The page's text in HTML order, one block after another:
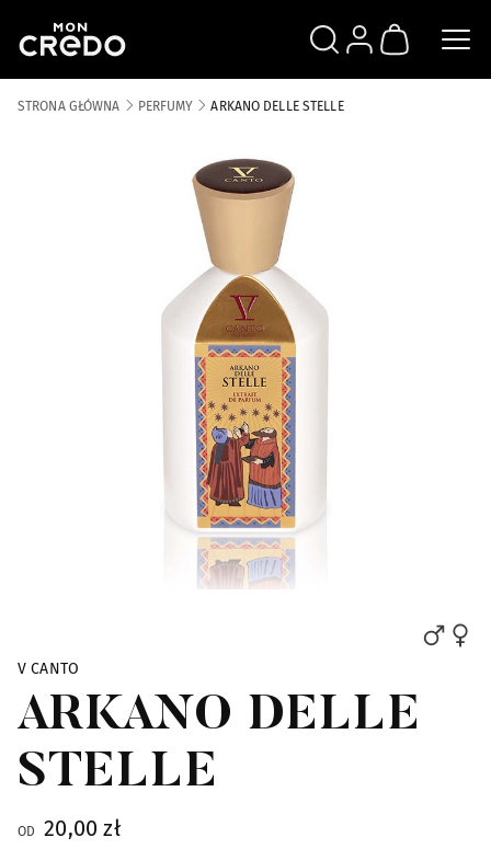
SZUKAJZALOGUJ SIĘ
KOSZYK
STRONA GŁÓWNA PERFUMY ARKANO DELLE STELLE
V CANTO
ARKANO DELLE
STELLE
OD 20,00 zł